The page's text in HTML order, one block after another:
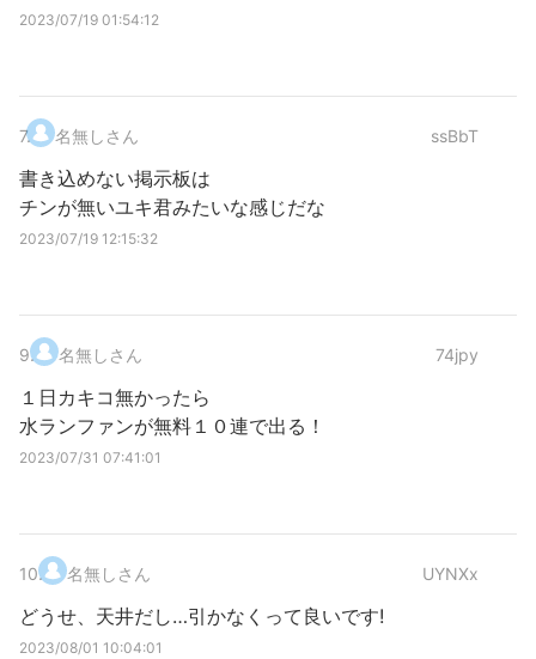
2023/07/19 01:54:12
7. 名無しさん ssBbT
書き込めない掲示板は
チンが無いユキ君みたいな感じだな
2023/07/19 12:15:32
9. 名無しさん 74jpy
１日カキコ無かったら
水ランファンが無料１０連で出る！
2023/07/31 07:41:01
10. 名無しさん UYNXx
どうせ、天井だし…引かなくって良いです!
2023/08/01 10:04:01